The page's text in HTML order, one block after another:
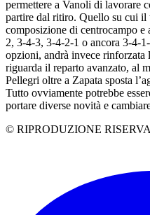
permettere a Vanoli di lavorare
partire dal ritiro. Quello su cui il
composizione di centrocampo
2, 3-4-3, 3-4-2-1 o ancora 3-4-
opzioni, andrà invece rinforzata
riguarda il reparto avanzato, al
Pellegri oltre a Zapata sposta
Tutto ovviamente potrebbe
portare diverse novità e
© RIPRODUZIONE